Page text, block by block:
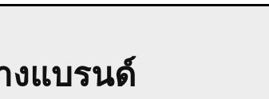
งแบรนด์